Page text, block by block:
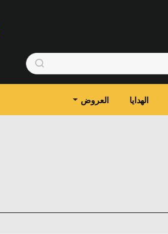
الهدايا العروض